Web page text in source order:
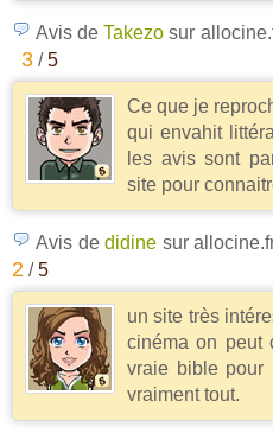
Avis deTakezo sur
3 /5
Ce que je
qui envahit
les avis sont
site pour
Avis dedidine sur
2 /5
un site très
cinéma on peut
vraie bible pour
vraiment tout.